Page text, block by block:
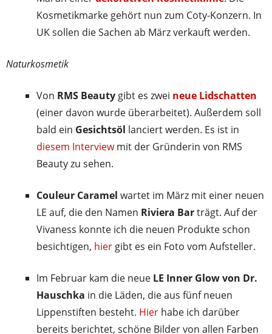
Kosmetikmarke gehört nun zum Coty-Konzern. In
UK sollen die Sachen ab März verkauft werden.
Naturkosmetik
Von RMS Beauty gibt es zwei neue Lidschatten
(einer davon wurde überarbeitet). Außerdem soll
bald ein Gesichtsöl lanciert werden. Es ist in
diesem Interviewmit der Gründerin von RMS
Beauty zu sehen.
Couleur Caramel wartet im März mit einer neuen
LE auf, die den Namen Riviera Barträgt. Auf der
Vivaness konnte ich die neuen Produkte schon
besichtigen, hier gibt es ein Foto vom Aufsteller.
Im Februar kam die neue LE Inner Glow von Dr.
Hauschka in die Läden, die aus fünf neuen
Lippenstiften besteht. Hier habe ich darüber
bereits berichtet, schöne Bilder von allen Farben